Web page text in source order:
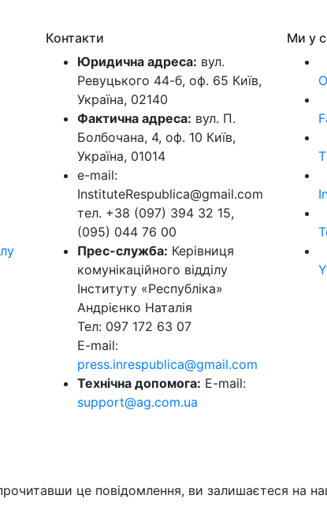
Контакти
Юридична адреса: вул.
Ревуцького 44-б, оф. 65 Київ,
Україна, 02140
Фактична адреса: вул. П.
Болбочана, 4, оф. 10 Київ,
Україна, 01014
e-mail:
InstituteRespublica@gmail.com
тел. +38 (097) 394 32 15,
(095) 044 76 00
Прес-служба: Керівниця
комунікаційного відділу
Інституту «Республіка»
Андрієнко Наталія
Тел: 097 172 63 07
E-mail:
press.inrespublica@gmail.com
Технічна допомога: E-mail:
support@ag.com.ua
Ми у
це повідомлення, ви залишаєтеся на